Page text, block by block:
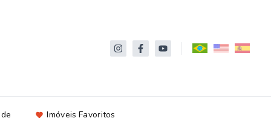
Imóveis Favoritos